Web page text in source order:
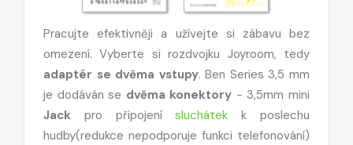
Pracujte efektivněji a užívejte si zábavu bez
omezení. Vyberte si rozdvojku Joyroom, tedy
adaptér se dvěma vstupy. Ben Series 3,5 mm
je dodáván se dvěma konektory - 3,5mm mini
Jack pro připojenísluchátek k poslechu
hudby(redukce nepodporuje funkci telefonování)